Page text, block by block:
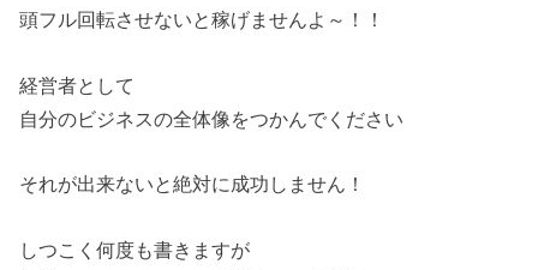
頭フル回転させないと稼げませんよ～！！
経営者として
自分のビジネスの全体像をつかんでください
それが出来ないと絶対に成功しません！
しつこく何度も書きますが